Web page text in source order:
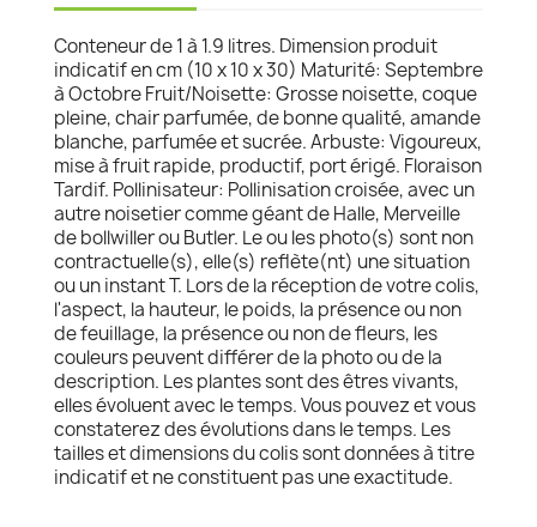
Conteneur de 1 à 1.9 litres. Dimension produit
indicatif en cm (10 x 10 x 30) Maturité: Septembre
à Octobre Fruit/Noisette: Grosse noisette, coque
pleine, chair parfumée, de bonne qualité, amande
blanche, parfumée et sucrée. Arbuste: Vigoureux,
mise à fruit rapide, productif, port érigé. Floraison
Tardif. Pollinisateur: Pollinisation croisée, avec un
autre noisetier comme géant de Halle, Merveille
de bollwiller ou Butler. Le ou les photo(s) sont non
contractuelle(s), elle(s) reflète(nt) une situation
ou un instant T. Lors de la réception de votre colis,
l'aspect, la hauteur, le poids, la présence ou non
de feuillage, la présence ou non de fleurs, les
couleurs peuvent différer de la photo ou de la
description. Les plantes sont des êtres vivants,
elles évoluent avec le temps. Vous pouvez et vous
constaterez des évolutions dans le temps. Les
tailles et dimensions du colis sont données à titre
indicatif et ne constituent pas une exactitude.